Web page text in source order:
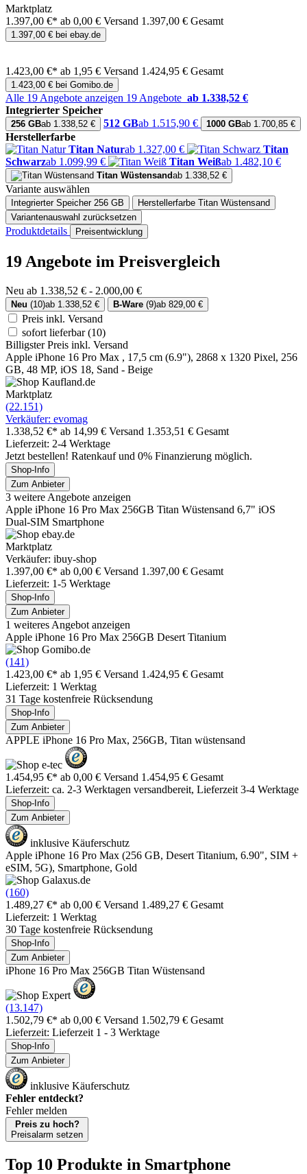
Marktplatz
1.397,00 €* ab 0,00 € Versand 1.397,00 € Gesamt
1.397,00 € bei ebay.de
1.423,00 €* ab 1,95 € Versand 1.424,95 € Gesamt
1.423,00 € bei Gomibo.de
Alle 19 Angebote anzeigen 19 Angebote ab 1.338,52 €
Integrierter Speicher
256 GBab 1.338,52 € 512 GBab 1.515,90 € 1000 GBab 1.700,85 €
Herstellerfarbe
Titan Naturab 1.327,00 €
Titan
Schwarzab 1.099,99 € Titan Weißab 1.482,10 €
Titan Wüstensandab 1.338,52 €
Variante auswählen
Integrierter Speicher 256 GB Herstellerfarbe Titan Wüstensand
Variantenauswahl zurücksetzen
Produktdetails Preisentwicklung
19 Angebote im Preisvergleich
Neu ab 1.338,52 € - 2.000,00 €
Neu (10)ab 1.338,52 € B-Ware (9)ab 829,00 €
Preis inkl. Versand
sofort lieferbar(10)
Billigster Preis inkl. Versand
Apple iPhone 16 Pro Max , 17,5 cm (6.9"), 2868 x 1320 Pixel, 256
GB, 48 MP, iOS 18, Sand - Beige
Marktplatz
(22.151)
Verkäufer: evomag
1.338,52 €* ab 14,99 € Versand 1.353,51 € Gesamt
Lieferzeit: 2-4 Werktage
Jetzt bestellen! Ratenkauf und 0% Finanzierung möglich.
Shop-Info
Zum Anbieter
3 weitere Angebote anzeigen
Apple iPhone 16 Pro Max 256GB Titan Wüstensand 6,7" iOS
Dual-SIM Smartphone
Marktplatz
Verkäufer: ibuy-shop
1.397,00 €* ab 0,00 € Versand 1.397,00 € Gesamt
Lieferzeit: 1-5 Werktage
Shop-Info
Zum Anbieter
1 weiteres Angebot anzeigen
Apple iPhone 16 Pro Max 256GB Desert Titanium
(141)
1.423,00 €* ab 1,95 € Versand 1.424,95 € Gesamt
Lieferzeit: 1 Werktag
31 Tage kostenfreie Rücksendung
Shop-Info
Zum Anbieter
APPLE iPhone 16 Pro Max, 256GB, Titan wüstensand
1.454,95 €* ab 0,00 € Versand 1.454,95 € Gesamt
Lieferzeit: ca. 2-3 Werktagen versandbereit, Lieferzeit 3-4 Werktage
Shop-Info
Zum Anbieter
inklusive Käuferschutz
Apple iPhone 16 Pro Max (256 GB, Desert Titanium, 6.90", SIM +
eSIM, 5G), Smartphone, Gold
(160)
1.489,27 €* ab 0,00 € Versand 1.489,27 € Gesamt
Lieferzeit: 1 Werktag
30 Tage kostenfreie Rücksendung
Shop-Info
Zum Anbieter
iPhone 16 Pro Max 256GB Titan Wüstensand
(13.147)
1.502,79 €* ab 0,00 € Versand 1.502,79 € Gesamt
Lieferzeit: Lieferzeit 1 - 3 Werktage
Shop-Info
Zum Anbieter
inklusive Käuferschutz
Fehler entdeckt?
Fehler melden
Preis zu hoch?
Preisalarm setzen
Top 10 Produkte in Smartphone